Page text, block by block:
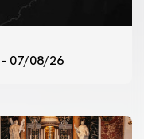
- 07/08/26
CF 7/8/2026